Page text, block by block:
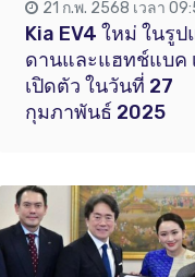
21 ก.พ. 2568 เวลา
Kia EV4 ใหม่ ในรู
ดานและแฮทช์แบค
เปิดตัว ในวันที่ 27
กุมภาพันธ์ 2025